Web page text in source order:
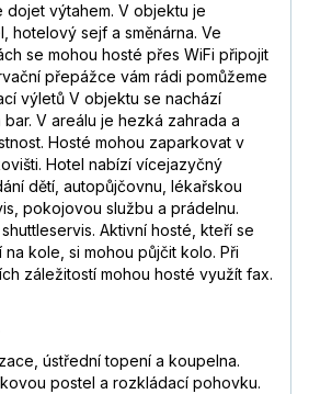
dojet výtahem. V objektu je
hotelový sejf a směnárna. Ve
se mohou hosté přes WiFi připojit
přepážce vám rádi pomůžeme
výletů V objektu se nachází
V areálu je hezká zahrada a
Hosté mohou zaparkovat v
Hotel nabízí vícejazyčný
dětí, autopůjčovnu, lékařskou
pokojovou službu a prádelnu.
Aktivní hosté, kteří se
kole, si mohou půjčit kolo. Při
záležitostí mohou hosté využít fax.
ústřední topení a koupelna.
postel a rozkládací pohovku.